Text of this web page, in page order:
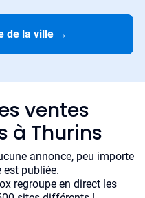
de la ville →
ventes
à Thurins
annonce, peu importe
est publiée.
regroupe en direct les